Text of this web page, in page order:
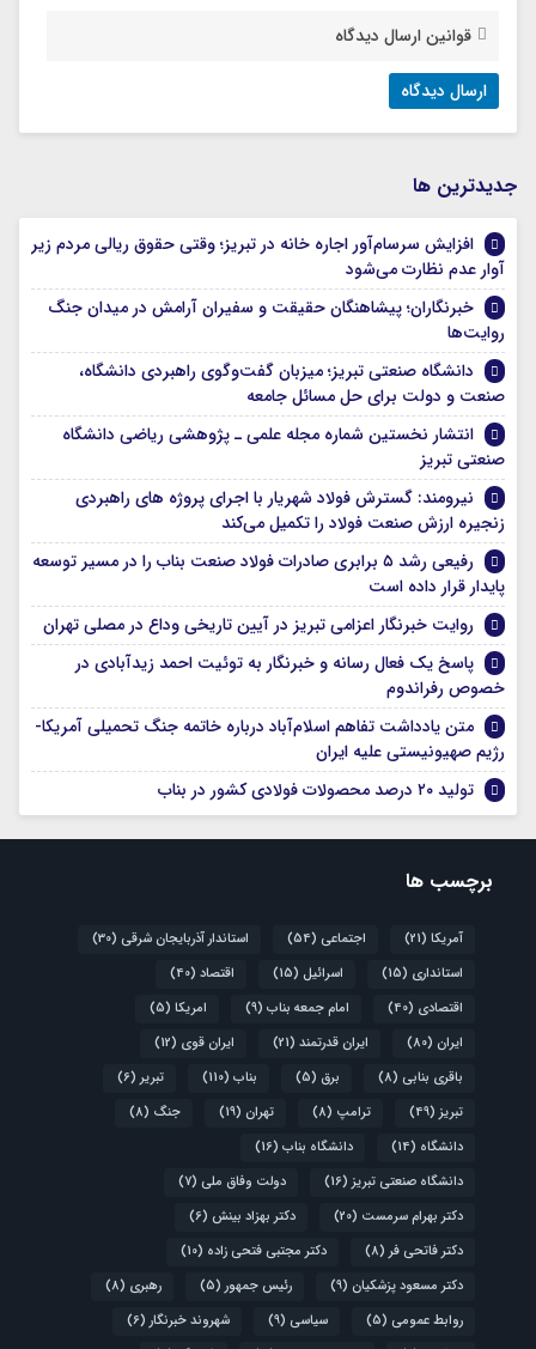
قوانین ارسال دیدگاه
جديدترين ها
افزایش سرسام‌آور اجاره خانه در تبریز؛ وقتی حقوق ریالی مردم زیر
آوار عدم نظارت می‌شود
خبرنگاران؛ پیشاهنگان حقیقت و سفیران آرامش در میدان جنگ
روایت‌ها
دانشگاه صنعتی تبریز؛ میزبان گفت‌وگوی راهبردی دانشگاه،
صنعت و دولت برای حل مسائل جامعه
انتشار نخستین شماره مجله علمی ـ پژوهشی ریاضی دانشگاه
صنعتی تبریز
نیرومند: گسترش فولاد شهریار با اجرای پروژه های راهبردی
زنجیره ارزش صنعت فولاد را تکمیل می‌کند
رفیعی رشد ۵ برابری صادرات فولاد صنعت بناب را در مسیر توسعه
پایدار قرار داده است
روایت خبرنگار اعزامی تبریز در آیین تاریخی وداع در مصلی تهران
پاسخ یک فعال رسانه و خبرنگار به توئیت احمد زیدآبادی در
خصوص رفراندوم
متن یادداشت تفاهم اسلام‌آباد درباره خاتمه جنگ تحمیلی آمریکا-
رژیم صهیونیستی علیه ایران
تولید ۲۰ درصد محصولات فولادی کشور در بناب
برچسب ها
آمریکا (21) اجتماعی (54) استاندار آذربایجان شرقی (30)
استانداری (15) اسرائیل (15) اقتصاد (40)
اقتصادی (40) امام جمعه بناب (9) امریکا (5)
ایران (80) ایران قدرتمند (21) ایران قوی (12)
باقری بنابی (8) برق (5) بناب (110) تبریر(6)
تبریز(49) ترامپ (8) تهران (19) جنگ (8)
دانشگاه (14) دانشگاه بناب (16)
دانشگاه صنعتی تبریز(16) دولت وفاق ملی (7)
دکتر بهرام سرمست (20) دکتر بهزاد بینش (6)
دکتر فاتحی فر(8) دکتر مجتبی فتحی زاده (10)
دکتر مسعود پزشکیان (9) رئیس جمهور(5) رهبری (8)
روابط عمومی (5) سیاسی (9) شهروند خبرنگار(6)